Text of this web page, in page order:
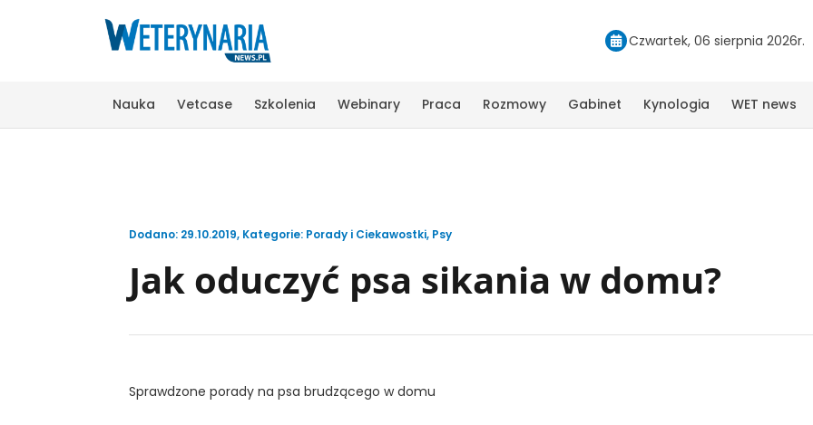
Czwartek, 06 sierpnia 2026r.
Nauka Vetcase Szkolenia Webinary Praca Rozmowy Gabinet Kynologia WET news
Dodano: 29.10.2019, Kategorie: Porady i Ciekawostki, Psy
Jak oduczyć psa sikania w domu?
Sprawdzone porady na psa brudzącego w domu